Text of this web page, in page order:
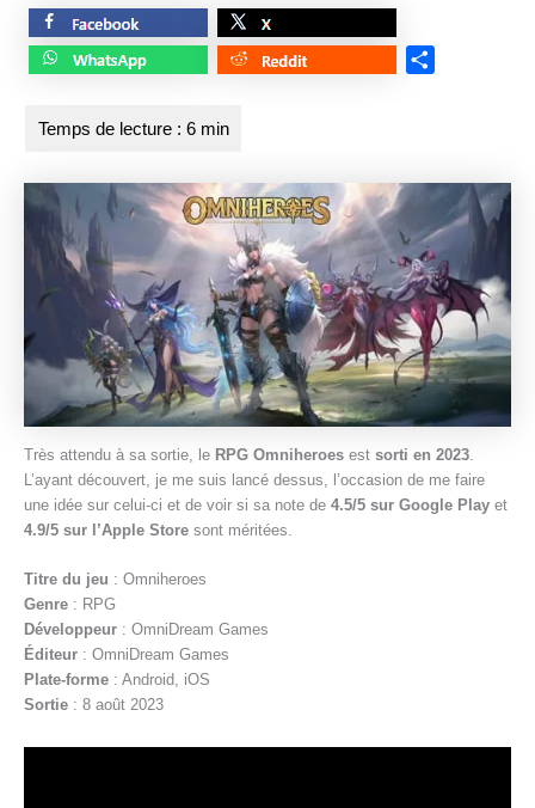
Très attendu à sa sortie, le RPG Omniheroes est sorti en 2023
L’ayant découvert, je me suis lancé dessus, l’occasion de me faire
une idée sur celui-ci et de voir si sa note de 4.5/5 sur Google Play et
4.9/5 sur l’Apple Store sont méritées.
Titre du jeu : Omniheroes
Genre : RPG
Développeur : OmniDream Games
Éditeur : OmniDream Games
Plate-forme : Android, iOS
Sortie : 8 août 2023